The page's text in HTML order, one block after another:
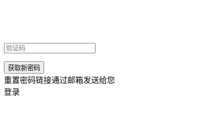
重置密码链接通过邮箱发送给您
登录